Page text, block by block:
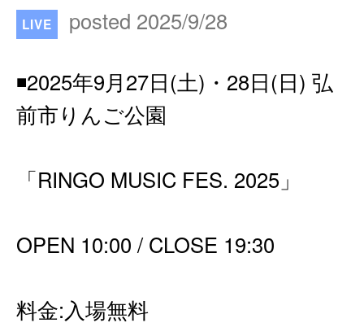
LIVE posted 2025/9/28
◾️2025年9月27日(土)・28日(日) 弘
前市りんご公園
「RINGO MUSIC FES. 2025」
OPEN 10:00 / CLOSE 19:30
料金:入場無料